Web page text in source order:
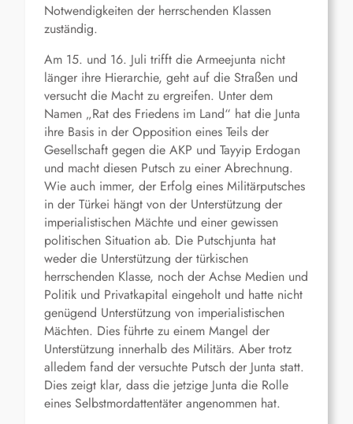
Notwendigkeiten der herrschenden Klassen
zuständig.
Am 15. und 16. Juli trifft die Armeejunta nicht
länger ihre Hierarchie, geht auf die Straßen und
versucht die Macht zu ergreifen. Unter dem
Namen „Rat des Friedens im Land“ hat die Junta
ihre Basis in der Opposition eines Teils der
Gesellschaft gegen die AKP und Tayyip Erdogan
und macht diesen Putsch zu einer Abrechnung.
Wie auch immer, der Erfolg eines Militärputsches
in der Türkei hängt von der Unterstützung der
imperialistischen Mächte und einer gewissen
politischen Situation ab. Die Putschjunta hat
weder die Unterstützung der türkischen
herrschenden Klasse, noch der Achse Medien und
Politik und Privatkapital eingeholt und hatte nicht
genügend Unterstützung von imperialistischen
Mächten. Dies führte zu einem Mangel der
Unterstützung innerhalb des Militärs. Aber trotz
alledem fand der versuchte Putsch der Junta statt.
Dies zeigt klar, dass die jetzige Junta die Rolle
eines Selbstmordattentäter angenommen hat.